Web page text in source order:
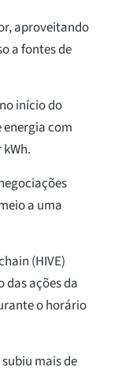
aproveitando
a fontes de
início do
energia com
a uma
(HIVE)
das ações da
o horário
mais de